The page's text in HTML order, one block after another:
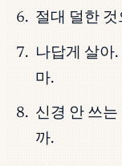
절대 덜한
나답게 살아.
마.
신경 안 쓰
까.